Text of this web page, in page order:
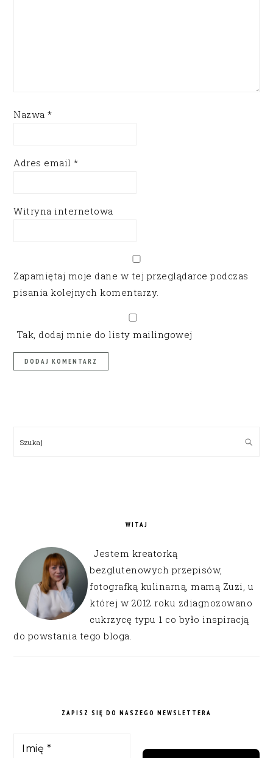
Nazwa*
Adres email*
Witryna internetowa
Zapamiętaj moje dane w tej przeglądarce podczas
pisania kolejnych komentarzy.
Tak, dodaj mnie do listy mailingowej
Szukaj
WITAJ
Jestem kreatorką
bezglutenowych przepisów,
fotografką kulinarną, mamą Zuzi, u
której w 2012 roku zdiagnozowano
cukrzycę typu 1 co było inspiracją
do powstania tego bloga.
ZAPISZ SIĘ DO NASZEGO NEWSLETTERA